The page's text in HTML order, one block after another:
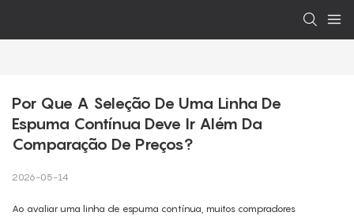
Por Que A Seleção De Uma Linha De
Espuma Contínua Deve Ir Além Da
Comparação De Preços?
2026-05-14
Ao avaliar uma linha de espuma contínua, muitos compradores